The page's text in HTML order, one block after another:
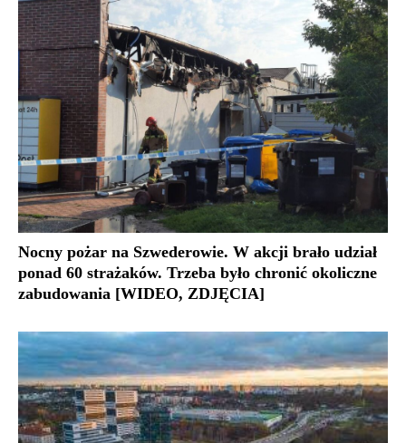
Nocny pożar na Szwederowie. W akcji brało udział
ponad 60 strażaków. Trzeba było chronić okoliczne
zabudowania [WIDEO, ZDJĘCIA]